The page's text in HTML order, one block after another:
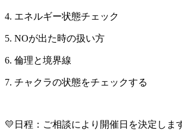
4. エネルギー状態チェック
5. NOが出た時の扱い方
6. 倫理と境界線
7. チャクラの状態をチェックする
💛 日程：ご相談により開催日を決定しま